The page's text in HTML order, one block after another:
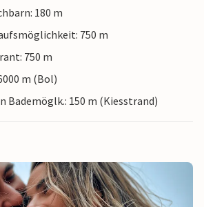
180 m
750 m
750 m
m (Bol)
Bademöglk.: 150 m (Kiesstrand)